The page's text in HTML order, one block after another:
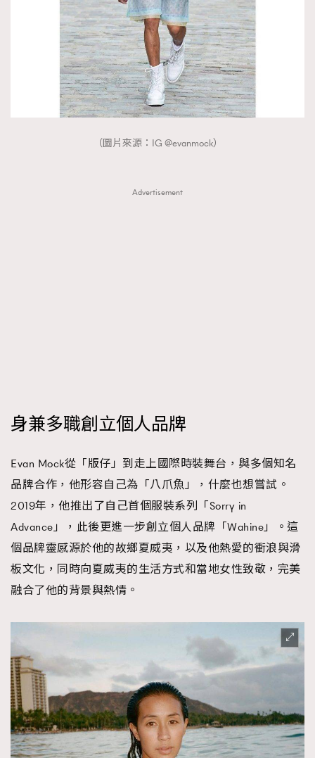
（圖片來源：IG @evanmock）
Advertisement
身兼多職創立個人品牌
Evan Mock從「版仔」到走上國際時裝舞台，與多個知名
品牌合作，他形容自己為「八爪魚」，什麼也想嘗試。
2019年，他推出了自己首個服裝系列「Sorry in
Advance」，此後更進一步創立個人品牌「Wahine」。這
個品牌靈感源於他的故鄉夏威夷，以及他熱愛的衝浪與滑
板文化，同時向夏威夷的生活方式和當地女性致敬，完美
融合了他的背景與熱情。